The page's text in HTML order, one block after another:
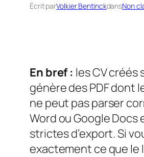
Écrit parVolkier BentinckdansNon
En bref : les CV créés
génère des PDF dont
ne peut pas parser
Word ou Google
strictes d’export. Si
exactement ce que